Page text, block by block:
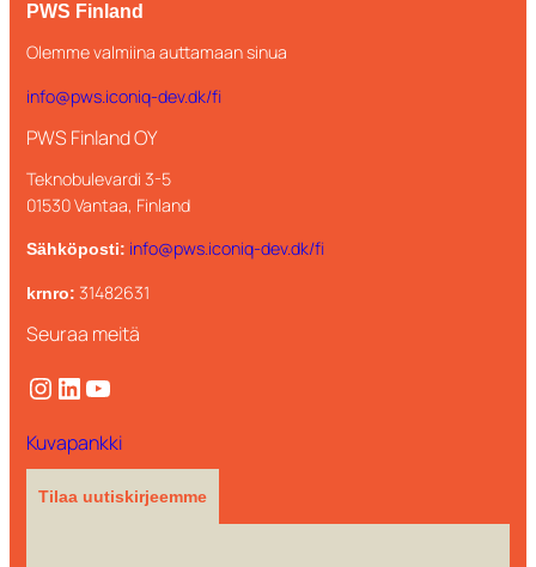
PWS Finland
Olemme valmiina auttamaan sinua
info@pws.iconiq-dev.dk/fi
PWS Finland OY
Teknobulevardi 3-5
01530 Vantaa, Finland
Sähköposti: info@pws.iconiq-dev.dk/fi
krnro: 31482631
Seuraa meitä
Instagram LinkedIn YouTube
Kuvapankki
Tilaa uutiskirjeemme